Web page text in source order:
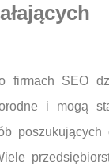
firmach SEO
i mogą
poszukujących